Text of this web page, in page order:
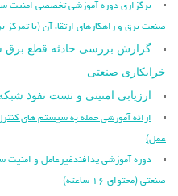
برگزاری دوره آموزشی تخصصی امنیت
صنعت برق و راهکارهای ارتقاء آن (با تمرکز
گزارش بررسی حادثه قطع برق
خرابکاری صنعتی
ارزیابی امنیتی و تست نفوذ
ارائه آموزشی حمله به سیستم های
عمل)
دوره آموزشی پدافندغیرعامل و
صنعتی (محتوای ۱۶ ساعته)